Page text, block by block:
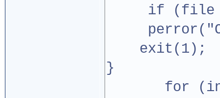
if (file
}
for (int